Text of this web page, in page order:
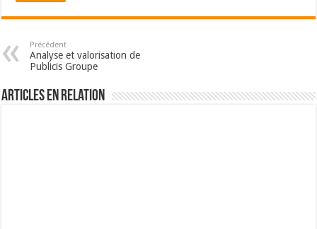
Précédent
Analyse et valorisation de
Publicis Groupe
Articles en relation